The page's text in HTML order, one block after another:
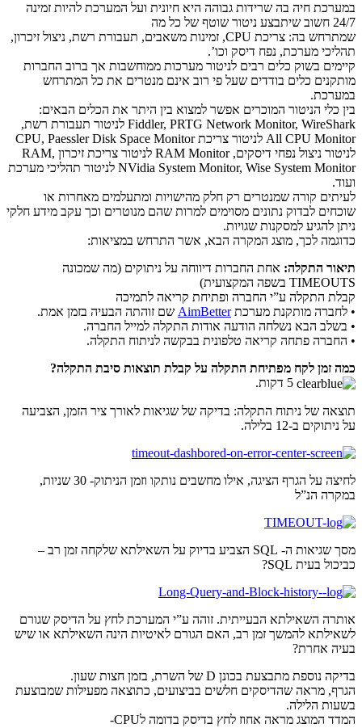
במערכת חיה בה שרידות גבוהה היא חיונית ועל המערכת להיות זמינה
24/7 חשוב שיתבצע ניטור שוטף של כל מה
שמתרחש בה: צריכת CPU, זמינות משאבים, תעבורת רשת, ניצול זיכרון,
תהליכי מערכת, נפח דיסק וכו’.
קיימים בשוק כלים רבים לניטור מערכות ממוחשבות אך ברוב החברות
מותקנים כלים בודדים שעל פי רוב אינם מנטרים את כל המתרחש
במערכת.
בין כלי הניטור המוכרים אפשר למצוא בין היתר את הכלים הבאים:
Fiddler, PRTG Network Monitor, WireShark לניטור תעבורת רשת,
All CPU Monitor לניטור צריכת CPU, Paessler Disk Space Monitor
לניטור ניצול נפחי דיסקים, RAM Monitor לניטור צריכת זיכרון RAM,
NVidia System Monitor, Wise System Monitor לניטור תהליכי מערכת
ועוד.
לעיתים קורה שמנטרים רק חלק מהישויות ומתעלמים מאחרות או
שוכחים לבדוק נתונים מסוימים למרות שהם מנוטרים וכך עקב מידע חלקי
ניתן להגיע למסקנות שגויות.
כדוגמה לכך, מוצג המקרה הבא, אשר התרחש במציאות:
תיאור התקלה: אחת החברות דיווחה על ניתוקים (מה שמכונה
TIMEOUTS בשפה המקצועית)
קבלת התקלה ע”י החברה ופתיחת קריאה לתמיכה
• לחברה מותקנת מערכתAimBetter שם זוהתה הבעיה בזמן אמת.
• בשלב הבא נשלחה הודעה אודות התקלה למייל החברה.
• החברה פתחה קריאה טלפונית בבקשה לניתוח התקלה.
כמה זמן לקח מפתיחת התקלה על קבלת תוצאות סיבת התקלה?
תוצאה של ניתוח התקלה: בדיקה של שגיאות לאורך ציר הזמן, הצביעה
על ניתוקים ב-12 בלילה.
לחיצה על הגרף הציגה, אילו מחשבים נותקו וזמן הניתוק- 30 שניות,
במקרה הנ”ל
מסך שגיאות ה- SQL הצביע בדיוק על השאילתא שלקחה זמן רב –
כביכול בעית SQL?
אותרה השאילתא הבעייתית. זוהה ע”י המערכת לחץ על הדיסק שגורם
לשאילתא להמשך זמן רב, האם הגורם לאיטיות הינה השאילתא או שיש
בעיה אחרת?
בדיקה נוספת מתבצעת בכונן D של השרת, בזמן חצות שעון.
הגרף, מראה שהדיסקים חלשים בביצועים, כתוצאה מפעילות שמבוצעת
בשעות הלילה.
המדד המוצג מראה אחוז לחץ בדיסק בדומה לCPU-